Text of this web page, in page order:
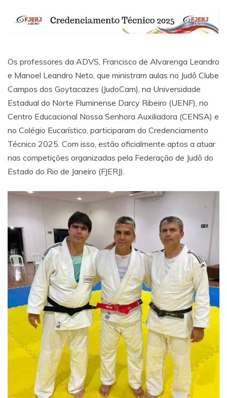
Os professores da ADVS, Francisco de Alvarenga Leandro
e Manoel Leandro Neto, que ministram aulas no Judô Clube
Campos dos Goytacazes (JudoCam), na Universidade
Estadual do Norte Fluminense Darcy Ribeiro (UENF), no
Centro Educacional Nossa Senhora Auxiliadora (CENSA) e
no Colégio Eucarístico, participaram do Credenciamento
Técnico 2025. Com isso, estão oficialmente aptos a atuar
nas competições organizadas pela Federação de Judô do
Estado do Rio de Janeiro (FJERJ).